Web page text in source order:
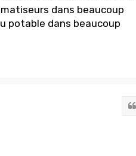
dans beaucoup
potable dans beaucoup